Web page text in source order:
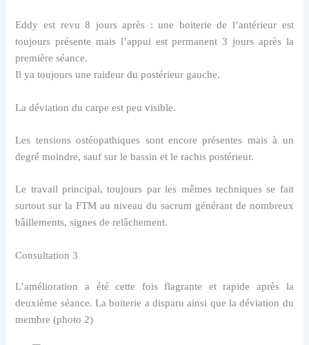
Eddy est revu 8 jours après : une boiterie de l’antérieur est
toujours présente mais l’appui est permanent 3 jours après la
première séance.
Il ya toujours une raideur du postérieur gauche.
La déviation du carpe est peu visible.
Les tensions ostéopathiques sont encore présentes mais à un
degré moindre, sauf sur le bassin et le rachis postérieur.
Le travail principal, toujours par les mêmes techniques se fait
surtout sur la FTM au niveau du sacrum générant de nombreux
bâillements, signes de relâchement.
Consultation 3
L’amélioration a été cette fois flagrante et rapide après la
deuxième séance. La boiterie a disparu ainsi que la déviation du
membre (photo 2)